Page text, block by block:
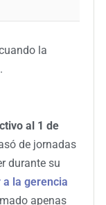
la
al 1 de
de jornadas
durante su
la gerencia
apenas